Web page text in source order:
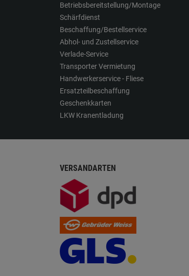
Betriebsbereitstellung/Montage
Schärfdienst
Beschaffung/Bestellservice
Abhol- und Zustellservice
Verlade-Service
Transporter Vermietung
Handwerkerservice - Fliese
Ersatzteilbeschaffung
Geschenkkarten
LKW Kranentladung
VERSANDARTEN